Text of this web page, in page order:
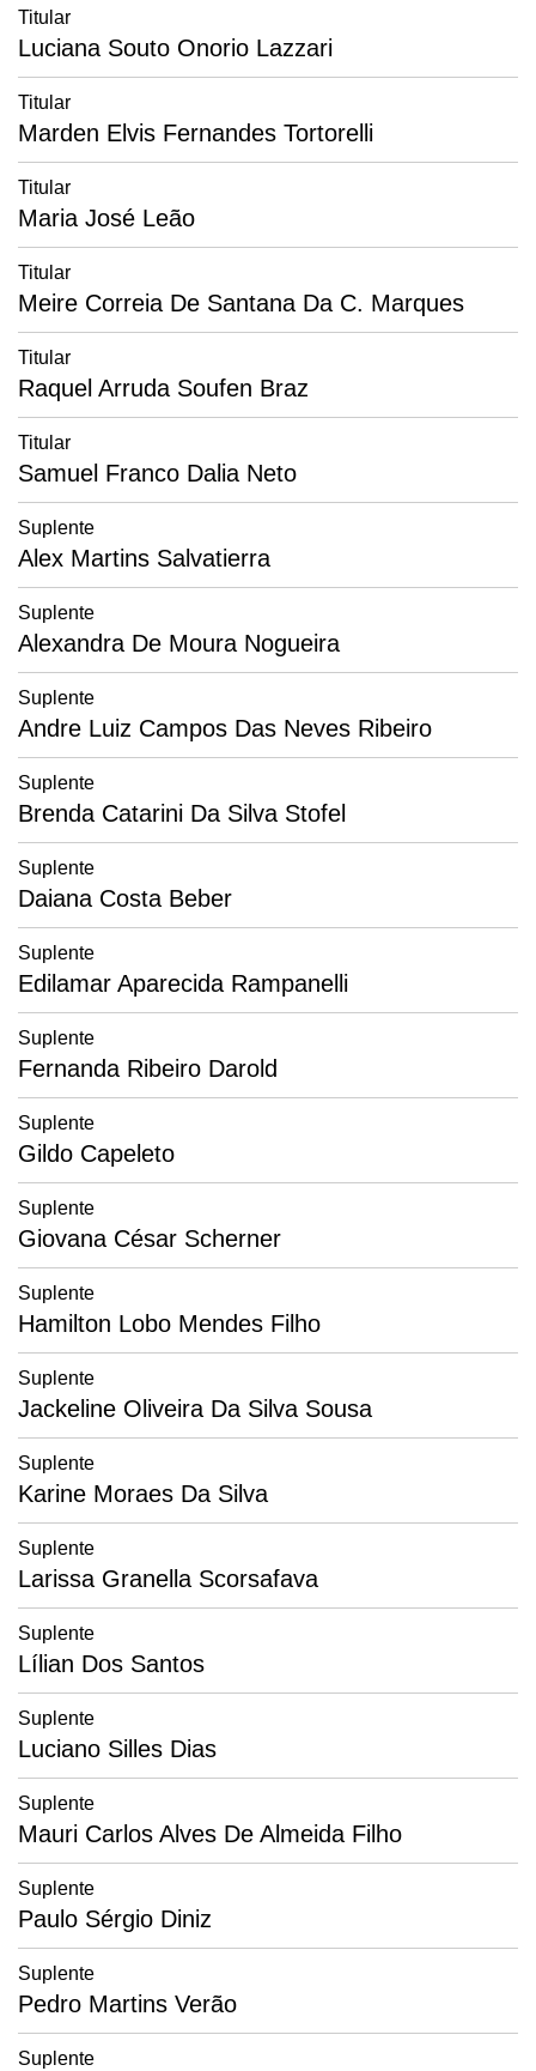
Titular
Luciana Souto Onorio Lazzari
Titular
Marden Elvis Fernandes Tortorelli
Titular
Maria José Leão
Titular
Meire Correia De Santana Da C. Marques
Titular
Raquel Arruda Soufen Braz
Titular
Samuel Franco Dalia Neto
Suplente
Alex Martins Salvatierra
Suplente
Alexandra De Moura Nogueira
Suplente
Andre Luiz Campos Das Neves Ribeiro
Suplente
Brenda Catarini Da Silva Stofel
Suplente
Daiana Costa Beber
Suplente
Edilamar Aparecida Rampanelli
Suplente
Fernanda Ribeiro Darold
Suplente
Gildo Capeleto
Suplente
Giovana César Scherner
Suplente
Hamilton Lobo Mendes Filho
Suplente
Jackeline Oliveira Da Silva Sousa
Suplente
Karine Moraes Da Silva
Suplente
Larissa Granella Scorsafava
Suplente
Lílian Dos Santos
Suplente
Luciano Silles Dias
Suplente
Mauri Carlos Alves De Almeida Filho
Suplente
Paulo Sérgio Diniz
Suplente
Pedro Martins Verão
Suplente